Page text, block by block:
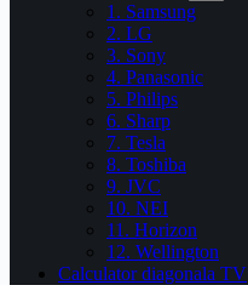
1. Samsung
2. LG
3. Sony
4. Panasonic
5. Philips
6. Sharp
7. Tesla
8. Toshiba
9. JVC
10. NEI
11. Horizon
12. Wellington
Calculator diagonala TV